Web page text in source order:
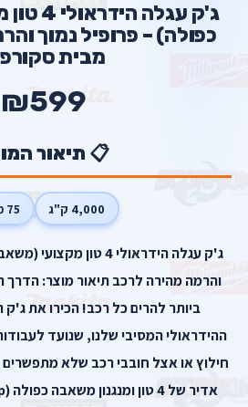
ג'ק
כפולה) – פרופיל נמוך
מבית
₪599
📋 תיאור
4,000 ק"ג 75 מ"מ
ג'ק עגלה הידראולי 4 טון
והרמה מהירה לרכב תיאור מוצר:
ביותר להרים כל רכב! הכירו את
ההידראולי המסיבי שלנו, שנועד
חילוץ או אצל חובבי רכב שלא